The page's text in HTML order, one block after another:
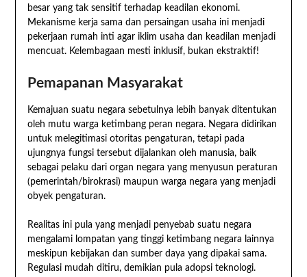
besar yang tak sensitif terhadap keadilan ekonomi.
Mekanisme kerja sama dan persaingan usaha ini menjadi
pekerjaan rumah inti agar iklim usaha dan keadilan menjadi
mencuat. Kelembagaan mesti inklusif, bukan ekstraktif!
Pemapanan Masyarakat
Kemajuan suatu negara sebetulnya lebih banyak ditentukan
oleh mutu warga ketimbang peran negara. Negara didirikan
untuk melegitimasi otoritas pengaturan, tetapi pada
ujungnya fungsi tersebut dijalankan oleh manusia, baik
sebagai pelaku dari organ negara yang menyusun peraturan
(pemerintah/birokrasi) maupun warga negara yang menjadi
obyek pengaturan.
Realitas ini pula yang menjadi penyebab suatu negara
mengalami lompatan yang tinggi ketimbang negara lainnya
meskipun kebijakan dan sumber daya yang dipakai sama.
Regulasi mudah ditiru, demikian pula adopsi teknologi.